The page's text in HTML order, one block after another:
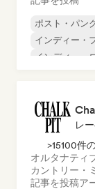
ポスト・パン
インディー・
インディー・
>15100件
オルタナティ
カントリー・
記事を投稿ア